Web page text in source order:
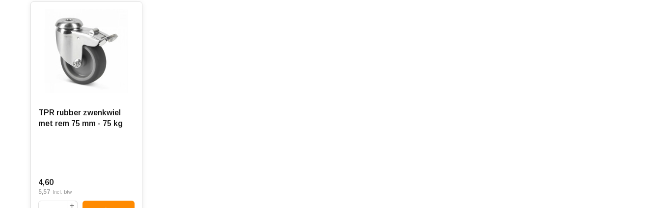
TPR rubber zwenkwiel
met rem 75 mm - 75 kg
4,60
5,57 Incl. btw